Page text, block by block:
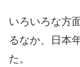
いろいろな方
るなか、日本
た。